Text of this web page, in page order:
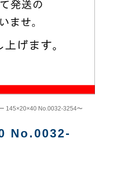
145×20×40 No.0032-3254〜
No.0032-